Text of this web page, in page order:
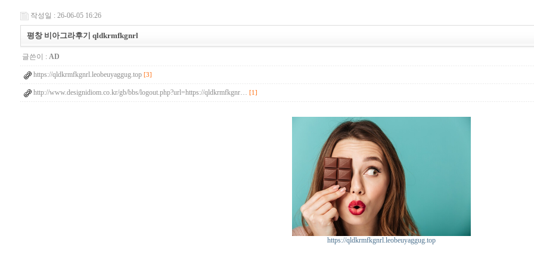
작성일 : 26-06-05 16:26
평창 비아그라후기 qldkrmfkgnrl
글쓴이 : AD
https://qldkrmfkgnrl.leobeuyaggug.top [3]
http://www.designidiom.co.kr/gb/bbs/logout.php?url=https://qldkrmfkgnr… [1]
https://qldkrmfkgnrl.leobeuyaggug.top